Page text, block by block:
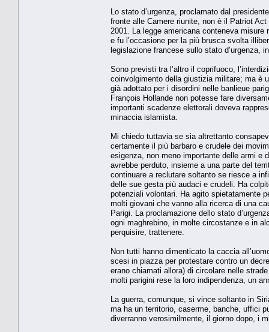
Lo stato d’urgenza, proclamato dal
fronte alle Camere riunite, non è il Patriot
2001. La legge americana conteneva
e fu l’occasione per la più brusca svolta
legislazione francese sullo stato d’urgenza,
Sono previsti tra l’altro il coprifuoco,
coinvolgimento della giustizia militare; ma è
già adottato per i disordini nelle banlieue
François Hollande non potesse fare
importanti scadenze elettorali doveva
minaccia islamista.
Mi chiedo tuttavia se sia altrettanto
certamente il più barbaro e crudele dei
esigenza, non meno importante delle armi e
avrebbe perduto, insieme a una parte del
continuare a reclutare soltanto se riesce a
delle sue gesta più audaci e crudeli. Ha
potenziali volontari. Ha agito spietatamente
molti giovani che vanno alla ricerca di una
Parigi. La proclamazione dello stato
ogni maghrebino, in molte circostanze e in
perquisire, trattenere.
Non tutti hanno dimenticato la caccia
scesi in piazza per protestare contro un
erano chiamati allora) di circolare nelle
molti parigini rese la loro indipendenza, un
La guerra, comunque, si vince soltanto in
ma ha un territorio, caserme, banche, uffici
diverranno verosimilmente, il giorno dopo, i